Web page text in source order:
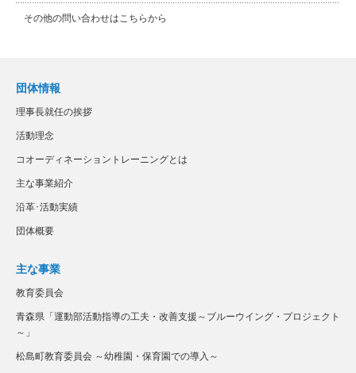
その他の問い合わせはこちらから
団体情報
理事長就任の挨拶
活動理念
コオーディネーショントレーニングとは
主な事業紹介
沿革･活動実績
団体概要
主な事業
教育委員会
青森県「運動部活動指導の工夫・改善支援～ブルーウイング・プロジェクト
～」
松島町教育委員会 ～幼稚園・保育園での導入～